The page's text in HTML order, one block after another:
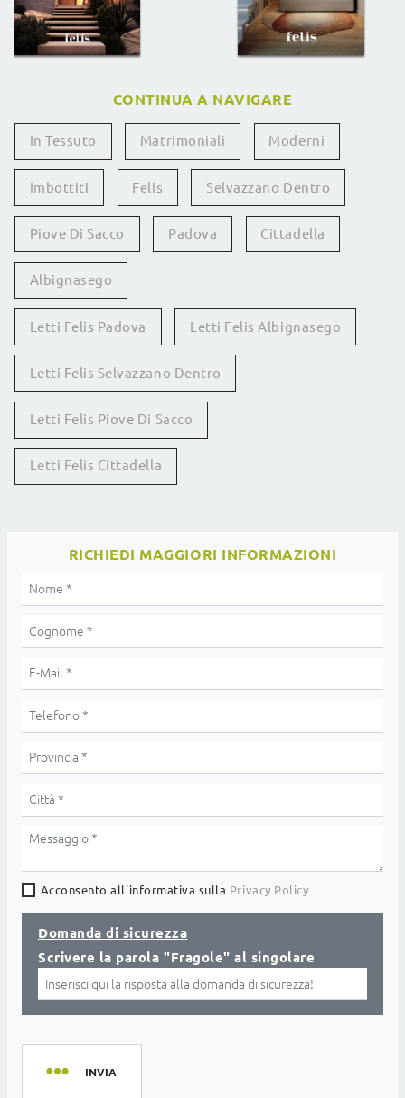
CONTINUA A NAVIGARE
In Tessuto Matrimoniali Moderni
Imbottiti Felis Selvazzano Dentro
Piove Di Sacco Padova Cittadella
Albignasego
Letti Felis Padova Letti Felis Albignasego
Letti Felis Selvazzano Dentro
Letti Felis Piove Di Sacco
Letti Felis Cittadella
RICHIEDI MAGGIORI INFORMAZIONI
Acconsento all'informativa sulla Privacy Policy
Domanda di sicurezza
Scrivere la parola "Fragole" al singolare
INVIA